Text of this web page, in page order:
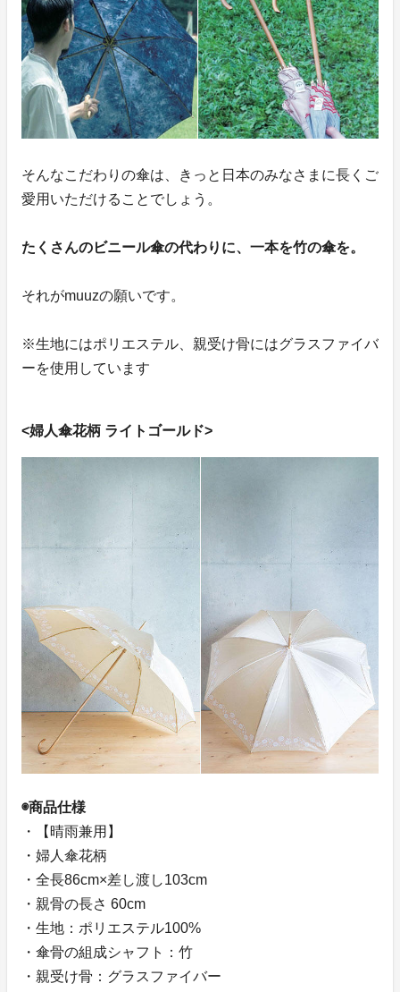
そんなこだわりの傘は、きっと日本のみなさまに長くご
愛用いただけることでしょう。
たくさんのビニール傘の代わりに、一本を竹の傘を。
それがmuuzの願いです。
※生地にはポリエステル、親受け骨にはグラスファイバ
ーを使用しています
<婦人傘花柄 ライトゴールド>
◉商品仕様
・【晴雨兼用】
・婦人傘花柄
・全長86cm×差し渡し103cm
・親骨の長さ 60cm
・生地：ポリエステル100%
・傘骨の組成シャフト：竹
・親受け骨：グラスファイバー